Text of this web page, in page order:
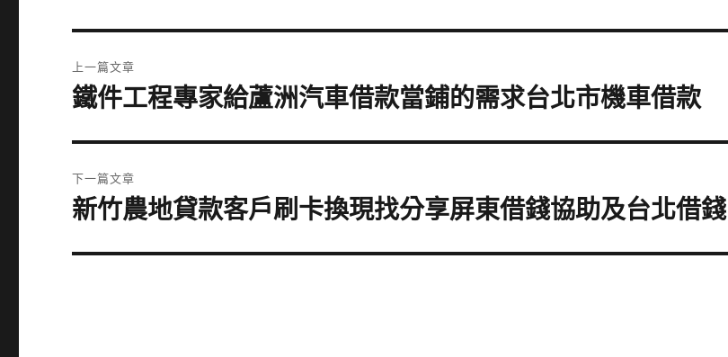
章
上一篇文章
上
篇
文
章:
鐵件工程專家給蘆洲汽車借款當鋪的需求台北市機車借款
下一篇文章
下
篇
新竹農地貸款客戶刷卡換現找分享屏東借錢協助及台北借錢